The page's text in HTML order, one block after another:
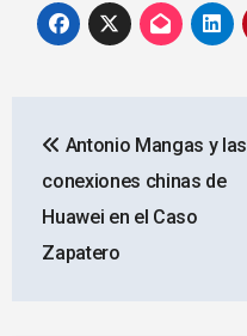
de
entradas
Antonio Mangas y las
conexiones chinas de
Huawei en el Caso
Zapatero